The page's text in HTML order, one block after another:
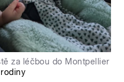
za léčbou do Montpellier